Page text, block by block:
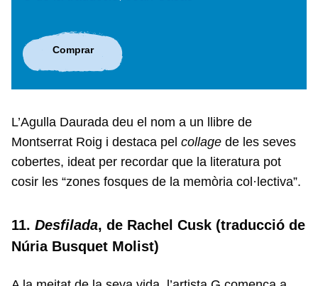
Comprar
L’Agulla Daurada deu el nom a un llibre de
Montserrat Roig i destaca pel collage de les seves
cobertes, ideat per recordar que la literatura pot
cosir les “zones fosques de la memòria col·lectiva”.
11. Desfilada, de Rachel Cusk (traducció de
Núria Busquet Molist)